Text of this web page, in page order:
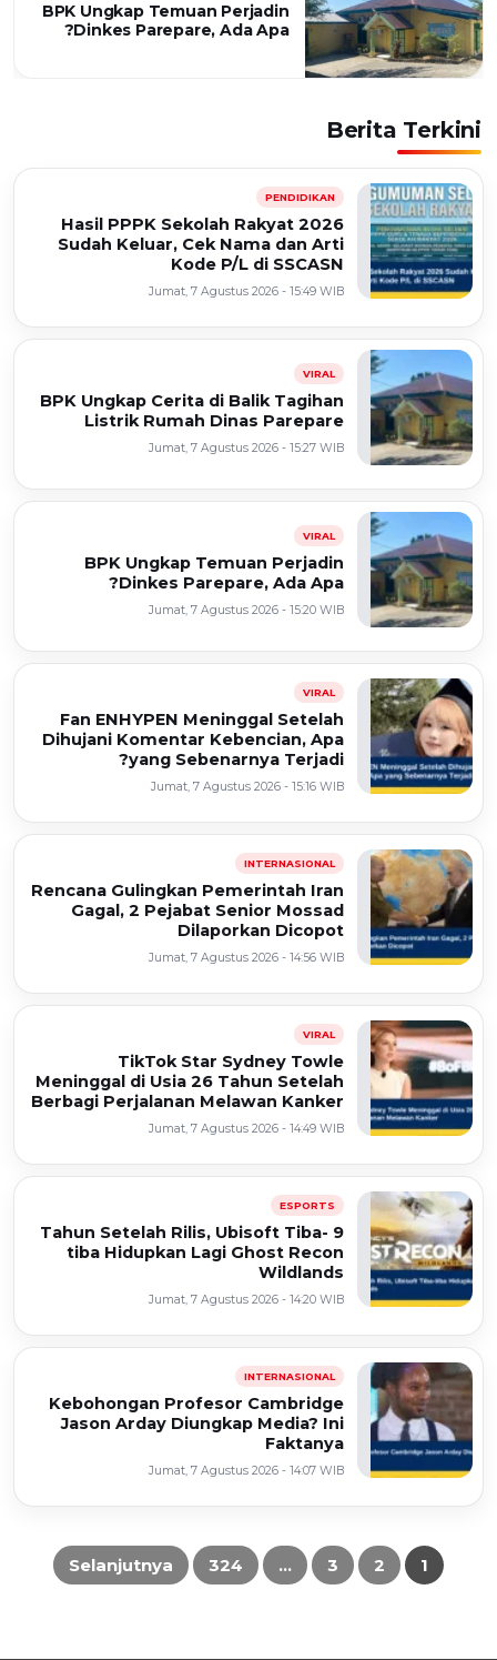
BPK Ungkap Temuan Perjadin
Dinkes Parepare, Ada Apa?
Berita Terkini
PENDIDIKAN
Hasil PPPK Sekolah Rakyat 2026
Sudah Keluar, Cek Nama dan Arti
Kode P/L di SSCASN
Jumat, 7 Agustus 2026 - 15:49 WIB
VIRAL
BPK Ungkap Cerita di Balik Tagihan
Listrik Rumah Dinas Parepare
Jumat, 7 Agustus 2026 - 15:27 WIB
VIRAL
BPK Ungkap Temuan Perjadin
Dinkes Parepare, Ada Apa?
Jumat, 7 Agustus 2026 - 15:20 WIB
VIRAL
Fan ENHYPEN Meninggal Setelah
Dihujani Komentar Kebencian, Apa
yang Sebenarnya Terjadi?
Jumat, 7 Agustus 2026 - 15:16 WIB
INTERNASIONAL
Rencana Gulingkan Pemerintah Iran
Gagal, 2 Pejabat Senior Mossad
Dilaporkan Dicopot
Jumat, 7 Agustus 2026 - 14:56 WIB
VIRAL
TikTok Star Sydney Towle
Meninggal di Usia 26 Tahun Setelah
Berbagi Perjalanan Melawan Kanker
Jumat, 7 Agustus 2026 - 14:49 WIB
ESPORTS
9 Tahun Setelah Rilis, Ubisoft Tiba-
tiba Hidupkan Lagi Ghost Recon
Wildlands
Jumat, 7 Agustus 2026 - 14:20 WIB
INTERNASIONAL
Kebohongan Profesor Cambridge
Jason Arday Diungkap Media? Ini
Faktanya
Jumat, 7 Agustus 2026 - 14:07 WIB
Paginasi
1
2
3
…
324
Selanjutnya